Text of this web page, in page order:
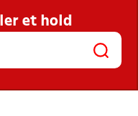
KLUBBER OG
et hold